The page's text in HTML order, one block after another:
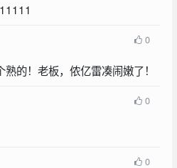
0
的！老板，侬亿雷凑闹嫩了！
0
0